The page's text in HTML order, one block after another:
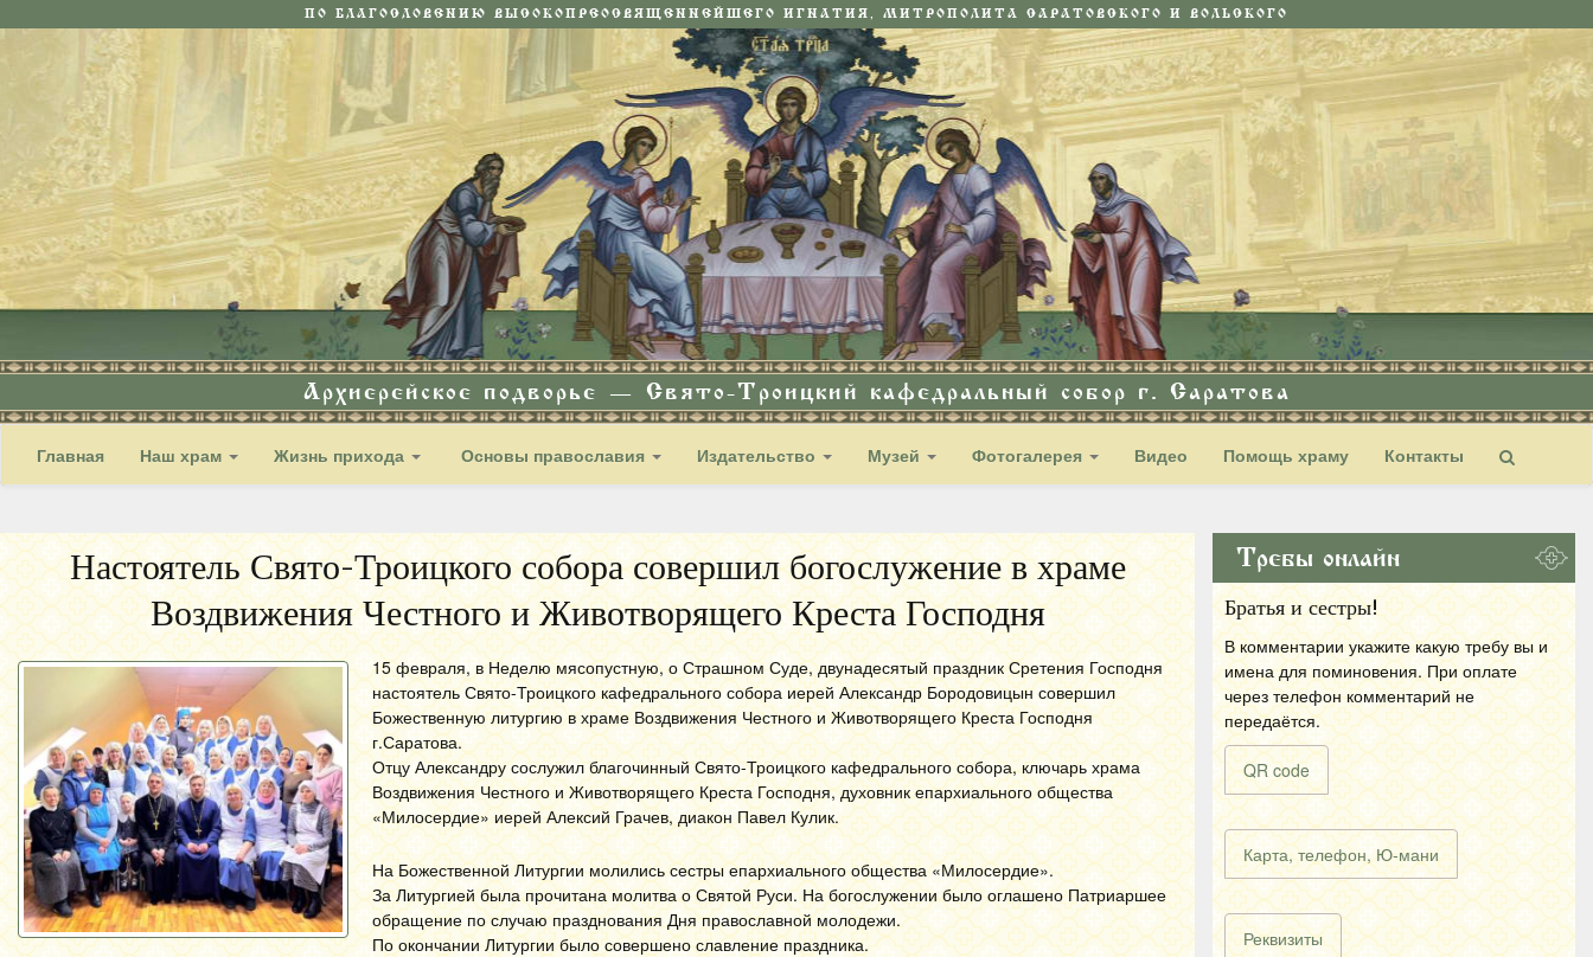
ПО БЛАГОСЛОВЕНИЮ ВЫСОКОПРЕОСВЯЩЕННЕЙШЕГО ИГНАТИЯ, МИТРОПОЛИТА САРАТОВСКОГО И ВОЛЬСКОГО
Архиерейское подворье — Свято-Троицкий кафедральный собор г. Саратова
Главная Наш храм Жизнь прихода Основы православия Издательство Музей Фотогалерея Видео Помощь храму Контакты
Настоятель Свято-Троицкого собора совершил богослужение в храме
Воздвижения Честного и Животворящего Креста Господня
15 февраля, в Неделю мясопустную, о Страшном Суде, двунадесятый праздник Сретения Господня
настоятель Свято-Троицкого кафедрального собора иерей Александр Бородовицын совершил
Божественную литургию в храме Воздвижения Честного и Животворящего Креста Господня
г.Саратова.
Отцу Александру сослужил благочинный Свято-Троицкого кафедрального собора, ключарь храма
Воздвижения Честного и Животворящего Креста Господня, духовник епархиального общества
«Милосердие» иерей Алексий Грачев, диакон Павел Кулик.
На Божественной Литургии молились сестры епархиального общества «Милосердие».
За Литургией была прочитана молитва о Святой Руси. На богослужении было оглашено Патриаршее
обращение по случаю празднования Дня православной молодежи.
По окончании Литургии было совершено славление праздника.
Требы онлайн
Братья и сестры!
В комментарии укажите какую требу вы и
имена для поминовения. При оплате
через телефон комментарий не
передаётся.
QR code
Карта, телефон, Ю-мани
Реквизиты